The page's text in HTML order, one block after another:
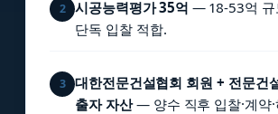
2 시공능력평가 35억 — 18-53억 규
단독 입찰 적합.
3
대한전문건설협회 회원 + 전문건
출자 자산— 양수 직후 입찰·계약